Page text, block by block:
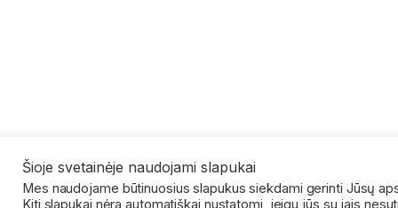
Šioje svetainėje naudojami slapukai
Mes naudojame būtinuosius slapukus siekdami gerinti Jūsų
Kiti slapukai nėra automatiškai nustatomi, jeigu jūs su jais